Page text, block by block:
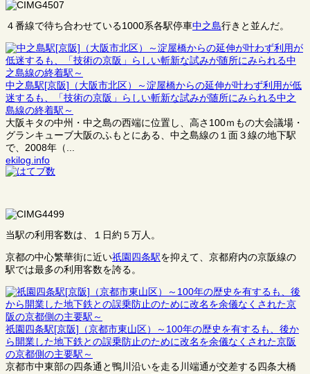
４番線で待ち合わせている1000系各駅停車中之島行きと並んだ。
中之島駅[京阪]（大阪市北区）～淀屋橋からの延伸が叶わず利用が低
迷するも、「技術の京阪」らしい斬新な試みが随所にみられる中之
島線の終着駅～
大阪キタの中州・中之島の西端に位置し、高さ100ｍもの大会議場・
グランキューブ大阪のふもとにある、中之島線の１面３線の地下駅
で、2008年（...
ekilog.info
当駅の利用客数は、１日約５万人。
京都の中心繁華街に近い祇園四条駅を抑えて、京都府内の京阪線の
駅では最多の利用客数を誇る。
祇園四条駅[京阪]（京都市東山区）～100年の歴史を有するも、後か
ら開業した地下鉄との誤乗防止のために改名を余儀なくされた京阪
の京都側の主要駅～
京都市中東部の四条通と鴨川沿いを走る川端通が交差する四条大橋